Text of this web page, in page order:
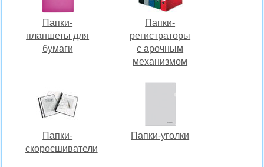
Папки-
планшеты для
бумаги
Папки-
регистраторы
c арочным
механизмом
Папки-
скоросшиватели
Папки-уголки